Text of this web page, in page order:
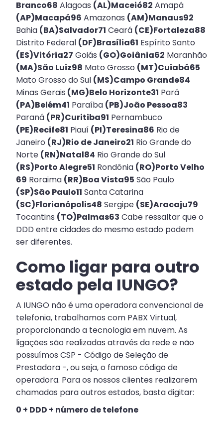
Branco68 Alagoas (AL)Maceió82 Amapá
(AP)Macapá96 Amazonas (AM)Manaus92
Bahia (BA)Salvador71 Ceará (CE)Fortaleza88
Distrito Federal (DF)Brasília61 Espírito Santo
(ES)Vitória27 Goiás (GO)Goiânia62 Maranhão
(MA)São Luiz98 Mato Grosso (MT)Cuiabá65
Mato Grosso do Sul (MS)Campo Grande84
Minas Gerais (MG)Belo Horizonte31 Pará
(PA)Belém41 Paraíba (PB)João Pessoa83
Paraná (PR)Curitiba91 Pernambuco
(PE)Recife81 Piauí (PI)Teresina86 Rio de
Janeiro (RJ)Rio de Janeiro21 Rio Grande do
Norte (RN)Natal84 Rio Grande do Sul
(RS)Porto Alegre51 Rondônia (RO)Porto Velho
69 Roraima (RR)Boa Vista95 São Paulo
(SP)São Paulo11 Santa Catarina
(SC)Florianópolis48 Sergipe (SE)Aracaju79
Tocantins (TO)Palmas63 Cabe ressaltar que o
DDD entre cidades do mesmo estado podem
ser diferentes.
Como ligar para outro
estado pela IUNGO?
A IUNGO não é uma operadora convencional de
telefonia, trabalhamos com PABX Virtual,
proporcionando a tecnologia em nuvem. As
ligações são realizadas através da rede e não
possuímos CSP - Código de Seleção de
Prestadora -, ou seja, o famoso código de
operadora. Para os nossos clientes realizarem
chamadas para outros estados, basta digitar:
0 + DDD + número de telefone